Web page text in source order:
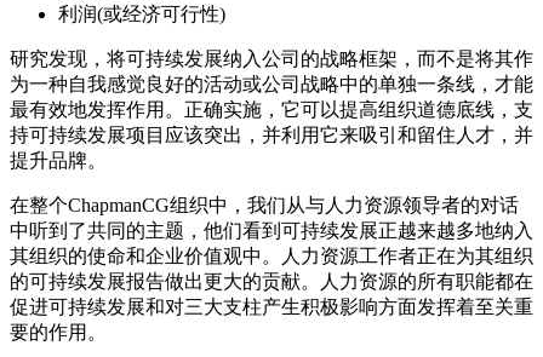
利润(或经济可行性)
研究发现，将可持续发展纳入公司的战略框架，而不是将其作
为一种自我感觉良好的活动或公司战略中的单独一条线，才能
最有效地发挥作用。正确实施，它可以提高组织道德底线，支
持可持续发展项目应该突出，并利用它来吸引和留住人才，并
提升品牌。
在整个ChapmanCG组织中，我们从与人力资源领导者的对话
中听到了共同的主题，他们看到可持续发展正越来越多地纳入
其组织的使命和企业价值观中。人力资源工作者正在为其组织
的可持续发展报告做出更大的贡献。人力资源的所有职能都在
促进可持续发展和对三大支柱产生积极影响方面发挥着至关重
要的作用。